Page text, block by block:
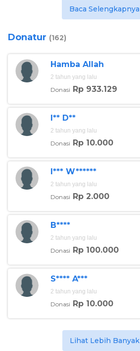
Baca Selengkapnya
Donatur (162)
Hamba Allah
2 tahun yang lalu
Donasi Rp 933.129
I** D**
2 tahun yang lalu
Donasi Rp 10.000
I*** W******
2 tahun yang lalu
Donasi Rp 2.000
B****
2 tahun yang lalu
Donasi Rp 100.000
S**** A***
2 tahun yang lalu
Donasi Rp 10.000
Lihat Lebih Banyak